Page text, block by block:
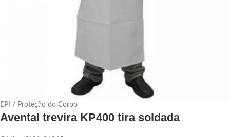
EPI / Proteção do Corpo
Avental trevira KP400 tira soldada